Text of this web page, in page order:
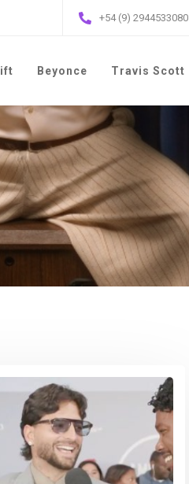
+54 (9) 2944533080
Beyonce Travis Scott